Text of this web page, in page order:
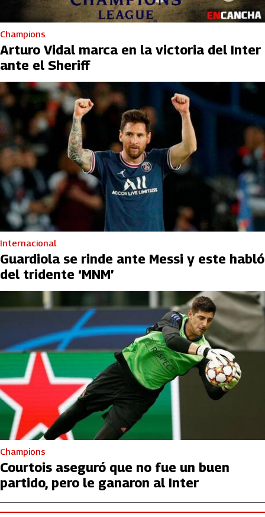
Champions
Arturo Vidal marca en la victoria del Inter
ante el Sheriff
Internacional
Guardiola se rinde ante Messi y este habló
del tridente ‘MNM’
Champions
Courtois aseguró que no fue un buen
partido, pero le ganaron al Inter